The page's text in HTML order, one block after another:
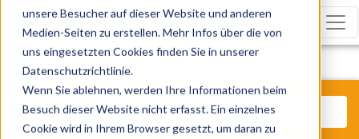
unsere Besucher auf dieser Website und anderen
Medien-Seiten zu erstellen. Mehr Infos über die von
uns eingesetzten Cookies finden Sie in unserer
Datenschutzrichtlinie.
Wenn Sie ablehnen, werden Ihre Informationen beim
Besuch dieser Website nicht erfasst. Ein einzelnes
Cookie wird in Ihrem Browser gesetzt, um daran zu
Was? Künstler, Zelte, Bands,